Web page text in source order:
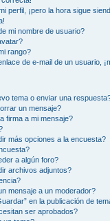
perfil, ¡pero la hora sigue
mi nombre de usuario?
rango?
de e-mail de un usuario,
tema o enviar una
un mensaje?
firma a mi mensaje?
más opciones a la encuesta?
a algún foro?
archivos adjuntos?
mensaje a un moderador?
en la publicación de
ser aprobados?